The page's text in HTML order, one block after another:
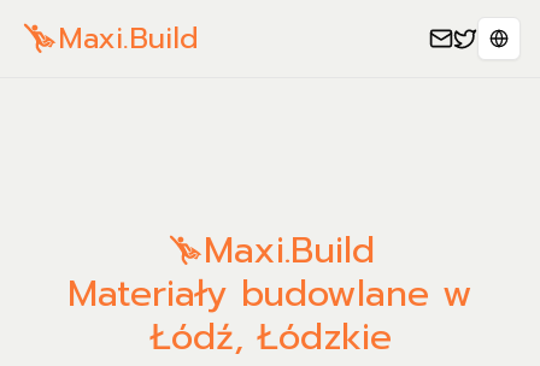
Maxi.Build
Maxi.Build
Materiały budowlane w
Łódź, Łódzkie